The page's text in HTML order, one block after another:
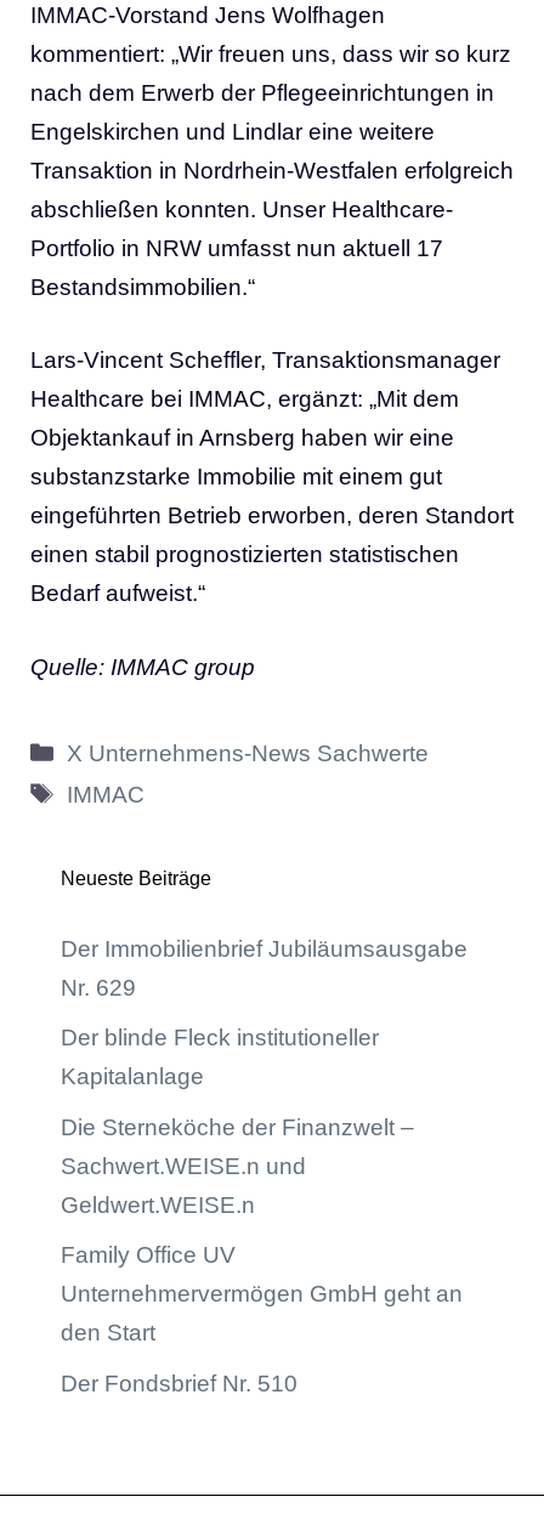
IMMAC-Vorstand Jens Wolfhagen
kommentiert: „Wir freuen uns, dass wir so kurz
nach dem Erwerb der Pflegeeinrichtungen in
Engelskirchen und Lindlar eine weitere
Transaktion in Nordrhein-Westfalen erfolgreich
abschließen konnten. Unser Healthcare-
Portfolio in NRW umfasst nun aktuell 17
Bestandsimmobilien.“
Lars-Vincent Scheffler, Transaktionsmanager
Healthcare bei IMMAC, ergänzt: „Mit dem
Objektankauf in Arnsberg haben wir eine
substanzstarke Immobilie mit einem gut
eingeführten Betrieb erworben, deren Standort
einen stabil prognostizierten statistischen
Bedarf aufweist.“
Quelle: IMMAC group
Kategorien
X Unternehmens-News Sachwerte
Schlagwörter
IMMAC
Neueste Beiträge
Der Immobilienbrief Jubiläumsausgabe
Nr. 629
Der blinde Fleck institutioneller
Kapitalanlage
Die Sterneköche der Finanzwelt –
Sachwert.WEISE.n und
Geldwert.WEISE.n
Family Office UV
Unternehmervermögen GmbH geht an
den Start
Der Fondsbrief Nr. 510